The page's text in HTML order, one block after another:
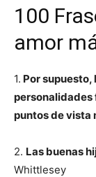
100
amor
1. Por supuesto,
personalidades
puntos de vista
2. Las buenas
Whittlesey